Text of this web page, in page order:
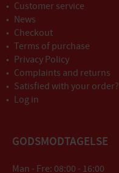
Customer service
News
Checkout
Terms of purchase
Privacy Policy
Complaints and returns
Satisfied with your order?
Log in
GODSMODTAGELSE
Man - Fre: 08:00 - 16:00